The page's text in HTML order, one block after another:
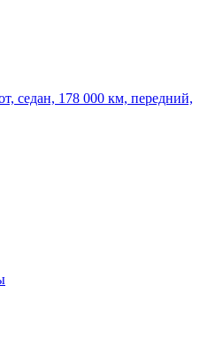
седан, 178 000 км, передний,